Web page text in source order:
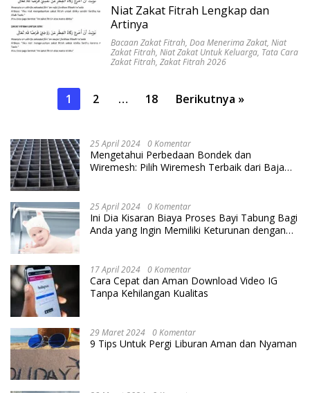
Niat Zakat Fitrah Lengkap dan
Artinya
Bacaan Zakat Fitrah, Doa Menerima Zakat, Niat
Zakat Fitrah, Niat Zakat Untuk Keluarga, Tata Cara
Zakat Fitrah, Zakat Fitrah 2026
Paginasi
1 2 … 18 Berikutnya »
25 April 2024 0 Komentar
Mengetahui Perbedaan Bondek dan
Wiremesh: Pilih Wiremesh Terbaik dari Baja
25 April 2024 0 Komentar
Ini Dia Kisaran Biaya Proses Bayi Tabung Bagi
Anda yang Ingin Memiliki Keturunan dengan
17 April 2024 0 Komentar
Cara Cepat dan Aman Download Video IG
Tanpa Kehilangan Kualitas
29 Maret 2024 0 Komentar
9 Tips Untuk Pergi Liburan Aman dan Nyaman